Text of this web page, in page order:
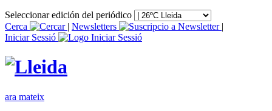
Seleccionar edición del periódico
Cerca
| Newsletters
|
Iniciar Sessió
ara mateix